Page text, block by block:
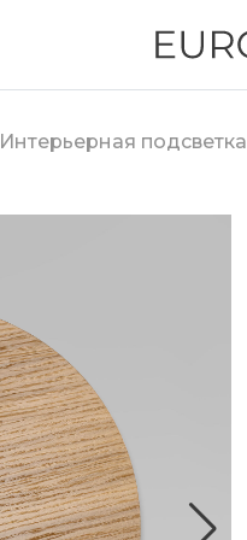
Интерьерная подсветка